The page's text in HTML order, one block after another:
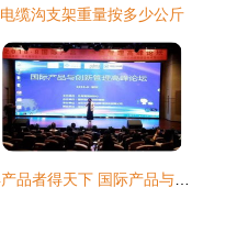
电缆沟支架重量按多少公斤